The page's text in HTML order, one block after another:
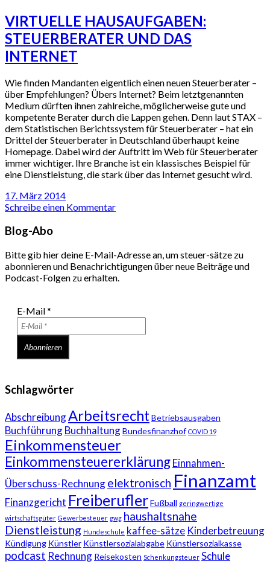
VIRTUELLE HAUSAUFGABEN:
STEUERBERATER UND DAS
INTERNET
Wie finden Mandanten eigentlich einen neuen Steuerberater –
über Empfehlungen? Übers Internet? Beim letztgenannten
Medium dürften ihnen zahlreiche, möglicherweise gute und
kompetente Berater durch die Lappen gehen. Denn laut STAX –
dem Statistischen Berichtssystem für Steuerberater – hat ein
Drittel der Steuerberater in Deutschland überhaupt keine
Homepage. Dabei wird der Auftritt im Web für Steuerberater
immer wichtiger. Ihre Branche ist ein klassisches Beispiel für
eine Dienstleistung, die stark über das Internet gesucht wird.
17. März 2014
Schreibe einen Kommentar
Blog-Abo
Bitte gib hier deine E-Mail-Adresse an, um steuer-sätze zu
abonnieren und Benachrichtigungen über neue Beiträge und
Podcast-Folgen zu erhalten.
E-Mail*
Schlagwörter
AbschreibungArbeitsrechtBetriebsausgaben
BuchführungBuchhaltungBundesfinanzhof COVID 19
Einkommensteuer
EinkommensteuererklärungEinnahmen-
Überschuss-Rechnungelektronisch Finanzamt
Finanzgericht FreiberuflerFußball geringwertige
wirtschaftsgüter Gewerbesteuer gwg haushaltsnahe
Dienstleistung Hundeschule kaffee-sätze Kinderbetreuung
Kündigung Künstler Künstlersozialabgabe Künstlersozialkasse
podcast Rechnung Reisekosten Schenkungsteuer Schule